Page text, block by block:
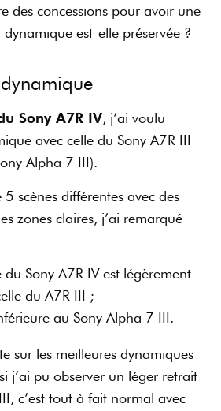
Sony A7R IV est légèrement
du A7R III ;
sur les meilleures dynamiques
j’ai pu observer un léger retrait
c’est tout à fait normal avec
en dynamique, même
de 61 Mpx.
ISO
n’a pas réussi à faire de
grâce à un nombre aussi élevé
n’ont pas trop de bruit. Par
cette photo à ISO 12
que sur unFujifilm X-T3.